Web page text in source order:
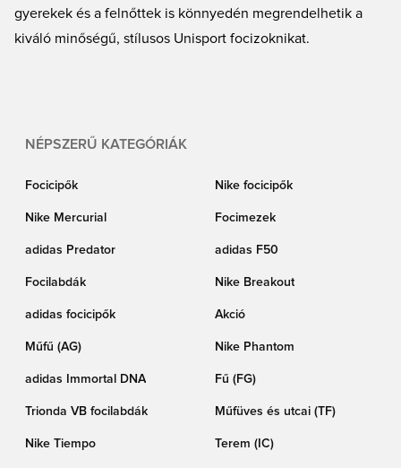
gyerekek és a felnőttek is könnyedén megrendelhetik a
kiváló minőségű, stílusos Unisport focizoknikat.
NÉPSZERŰ KATEGÓRIÁK
Focicipők Nike focicipők
Nike Mercurial Focimezek
adidas Predator adidas F50
Focilabdák Nike Breakout
adidas focicipők Akció
Műfű (AG) Nike Phantom
adidas Immortal DNA Fű (FG)
Trionda VB focilabdák Műfüves és utcai (TF)
Nike Tiempo Terem (IC)